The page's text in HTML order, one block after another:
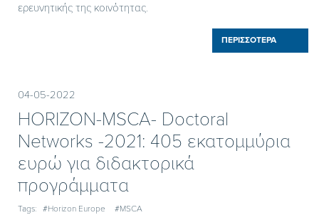
ερευνητικής της κοινότητας.
ΠΕΡΙΣΣΟΤΕΡΑ
04-05-2022
HORIZON-MSCA- Doctoral
Networks -2021: 405 εκατομμύρια
ευρώ για διδακτορικά
προγράμματα
Tags: #Horizon Europe #MSCA